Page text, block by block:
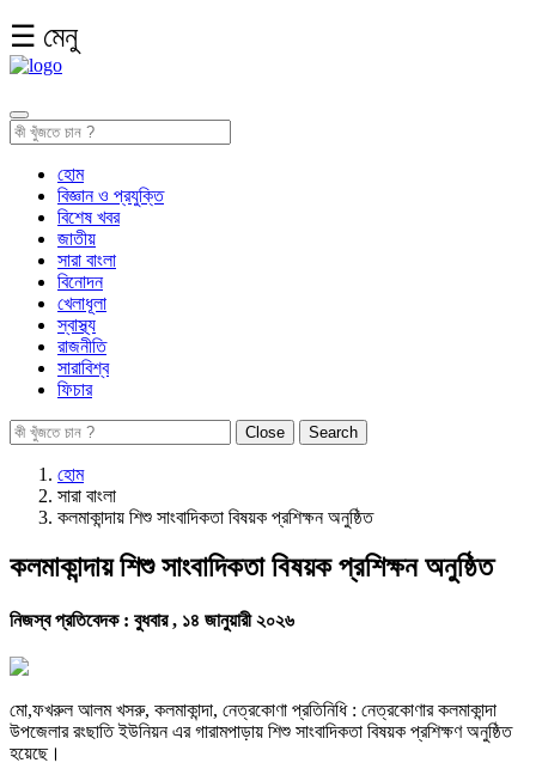
☰ মেনু
হোম
বিজ্ঞান ও প্রযুক্তি
বিশেষ খবর
জাতীয়
সারা বাংলা
বিনোদন
খেলাধূলা
স্বাস্থ্য
রাজনীতি
সারাবিশ্ব
ফিচার
Close Search
হোম
সারা বাংলা
কলমাকান্দায় শিশু সাংবাদিকতা বিষয়ক প্রশিক্ষন অনুষ্ঠিত
কলমাকান্দায় শিশু সাংবাদিকতা বিষয়ক প্রশিক্ষন অনুষ্ঠিত
নিজস্ব প্রতিবেদক : বুধবার , ১৪ জানুয়ারী ২০২৬
মো,ফখরুল আলম খসরু, কলমাকান্দা, নেত্রকোণা প্রতিনিধি : নেত্রকোণার কলমাকান্দা
উপজেলার রংছাতি ইউনিয়ন এর গারামপাড়ায় শিশু সাংবাদিকতা বিষয়ক প্রশিক্ষণ অনুষ্ঠিত
হয়েছে।